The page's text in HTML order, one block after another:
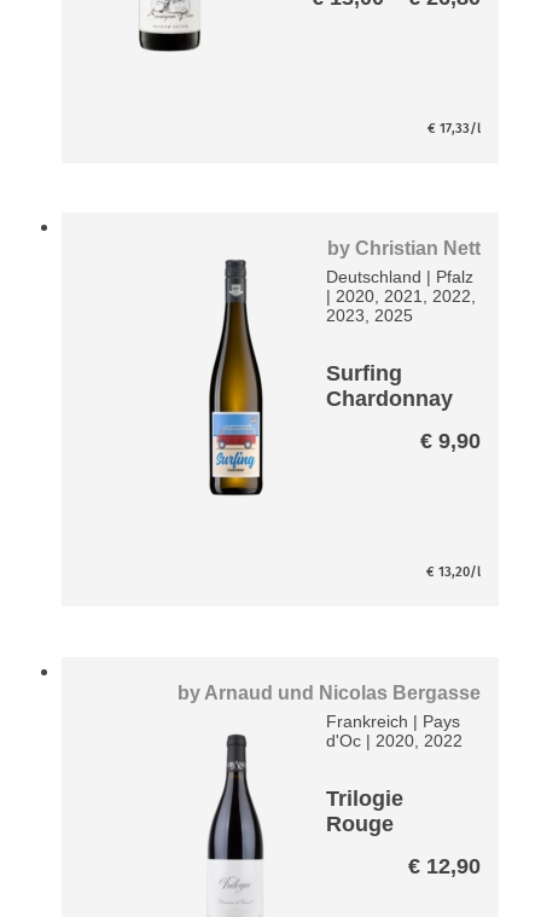
€ 17,33/l
by Christian Nett
Deutschland | Pfalz
| 2020, 2021, 2022,
2023, 2025
Surfing
Chardonnay
€9,90
€ 13,20/l
by Arnaud und Nicolas Bergasse
Frankreich | Pays
d'Oc | 2020, 2022
Trilogie
Rouge
€12,90